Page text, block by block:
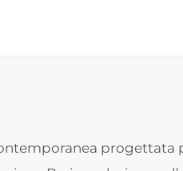
progettata